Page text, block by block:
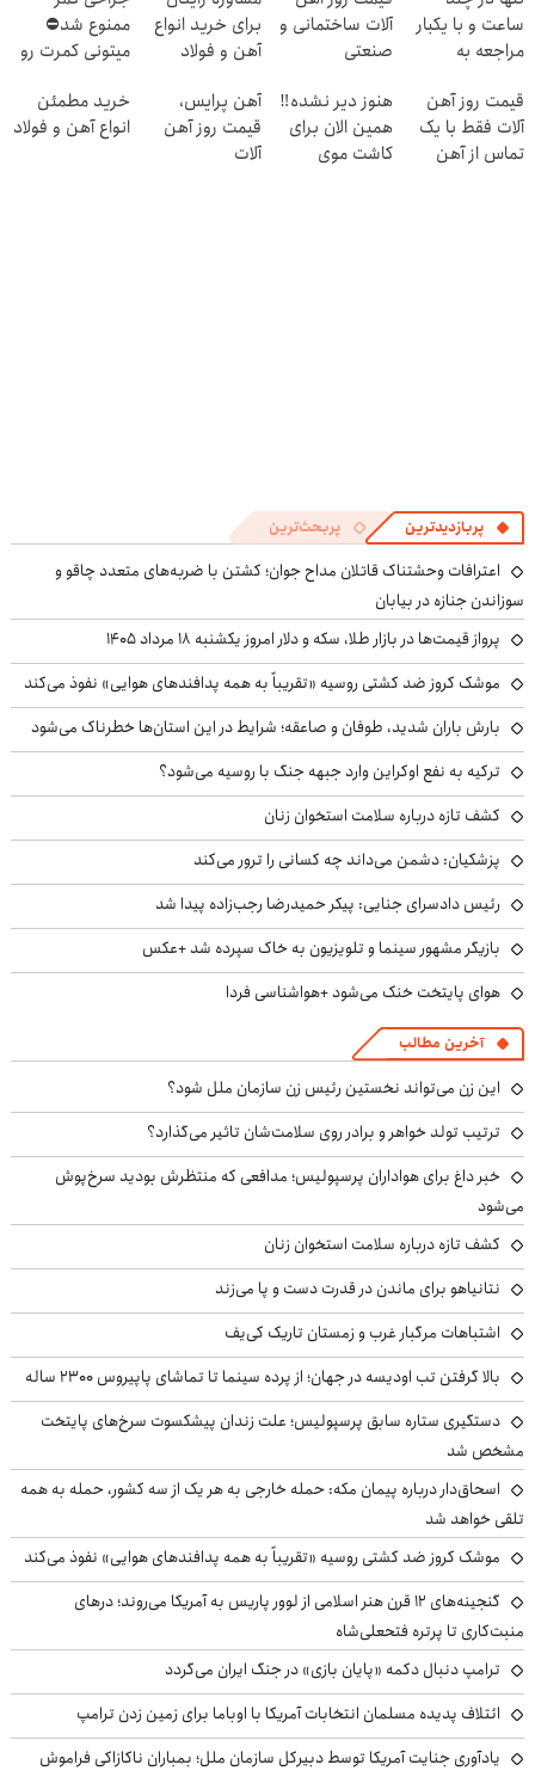
ساعت و با یکبار
مراجعه به
آلات ساختمانی و
صنعتی
برای خرید انواع
آهن و فولاد
ممنوع شد⛔
میتونی کمرت رو
کنی! 👈🏻
پرسش‌نامه
قیمت روز آهن
آلات فقط با یک
تماس از آهن
هنوز دیر نشده‼️
همین الان برای
کاشت موی
آهن پرایس،
قیمت روز آهن
آلات
خرید مطمئن
انواع آهن و فولاد
پربازدیدترین پربحث‌ترین
اعترافات وحشتناک قاتلان مداح جوان؛ کشتن با ضربه‌های متعدد چاقو و
سوزاندن جنازه در بیابان
پرواز قیمت‌ها در بازار طلا، سکه و دلار امروز یکشنبه ۱۸ مرداد ۱۴۰۵
موشک کروز ضد کشتی روسیه «تقریباً به همه پدافندهای هوایی» نفوذ می‌کند
بارش باران شدید، طوفان و صاعقه؛ شرایط در این استان‌ها خطرناک می‌شود
ترکیه به نفع اوکراین وارد جبهه جنگ با روسیه می‌شود؟
کشف تازه درباره سلامت استخوان زنان
پزشکیان: دشمن می‌داند چه کسانی را ترور می‌کند
رئیس دادسرای جنایی: پیکر حمیدرضا رجب‌زاده پیدا شد
بازیگر مشهور سینما و تلویزیون به خاک سپرده شد +عکس
هوای پایتخت خنک می‌شود +هواشناسی فردا
آخرین مطالب
این زن می‌تواند نخستین رئیس زن سازمان ملل شود؟
ترتیب تولد خواهر و برادر روی سلامت‌شان تاثیر می‌گذارد؟
خبر داغ برای هواداران پرسپولیس؛ مدافعی که منتظرش بودید سرخ‌پوش
می‌شود
کشف تازه درباره سلامت استخوان زنان
نتانیاهو برای ماندن در قدرت دست و پا می‌زند
اشتباهات مرگبار غرب و زمستان تاریک کی‌یف
بالا گرفتن تب اودیسه در جهان؛ از پرده سینما تا تماشای پاپیروس ۲۳۰۰ ساله
دستگیری ستاره سابق پرسپولیس؛ علت زندان پیشکسوت سرخ‌های پایتخت
مشخص شد
اسحاق‌دار درباره پیمان مکه: حمله خارجی به هر یک از سه کشور، حمله به همه
تلقی خواهد شد
موشک کروز ضد کشتی روسیه «تقریباً به همه پدافندهای هوایی» نفوذ می‌کند
گنجینه‌های ۱۲ قرن هنر اسلامی از لوور پاریس به آمریکا می‌روند؛ درهای
منبت‌کاری تا پرتره فتحعلی‌شاه
ترامپ دنبال دکمه «پایان بازی» در جنگ ایران می‌گردد
ائتلاف پدیده مسلمان انتخابات آمریکا با اوباما برای زمین زدن ترامپ
یادآوری جنایت آمریکا توسط دبیرکل سازمان ملل؛ بمباران ناکازاکی فراموش